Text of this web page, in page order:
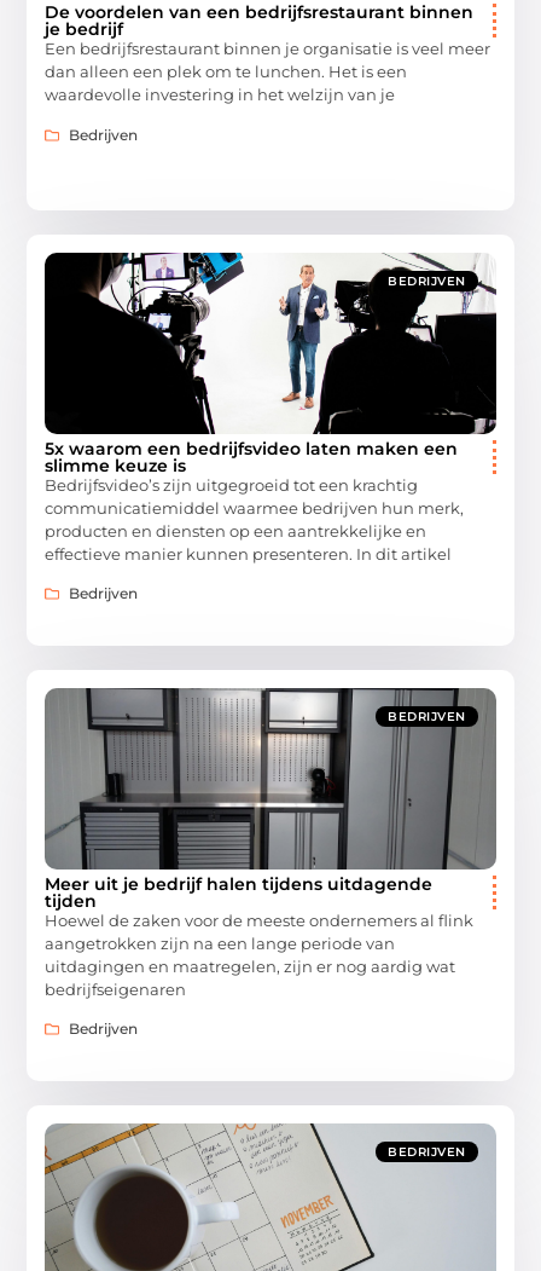
De voordelen van een bedrijfsrestaurant binnen
je bedrijf
Een bedrijfsrestaurant binnen je organisatie is veel meer
dan alleen een plek om te lunchen. Het is een
waardevolle investering in het welzijn van je
Bedrijven
BEDRIJVEN
5x waarom een bedrijfsvideo laten maken een
slimme keuze is
Bedrijfsvideo’s zijn uitgegroeid tot een krachtig
communicatiemiddel waarmee bedrijven hun merk,
producten en diensten op een aantrekkelijke en
effectieve manier kunnen presenteren. In dit artikel
Bedrijven
BEDRIJVEN
Meer uit je bedrijf halen tijdens uitdagende
tijden
Hoewel de zaken voor de meeste ondernemers al flink
aangetrokken zijn na een lange periode van
uitdagingen en maatregelen, zijn er nog aardig wat
bedrijfseigenaren
Bedrijven
BEDRIJVEN